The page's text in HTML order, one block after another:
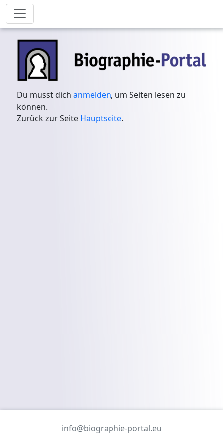
Du musst dichanmelden, um Seiten lesen zu
können.
Zurück zur Seite Hauptseite.
info@biographie-portal.eu